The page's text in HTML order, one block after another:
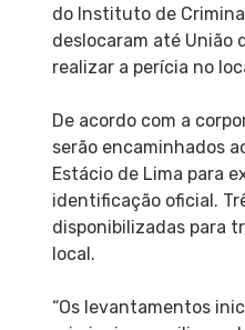
do Instituto de
deslocaram até União
realizar a perícia no
De acordo com a
serão encaminhados
Estácio de Lima para
identificação oficial.
disponibilizadas para
local.
“Os levantamentos